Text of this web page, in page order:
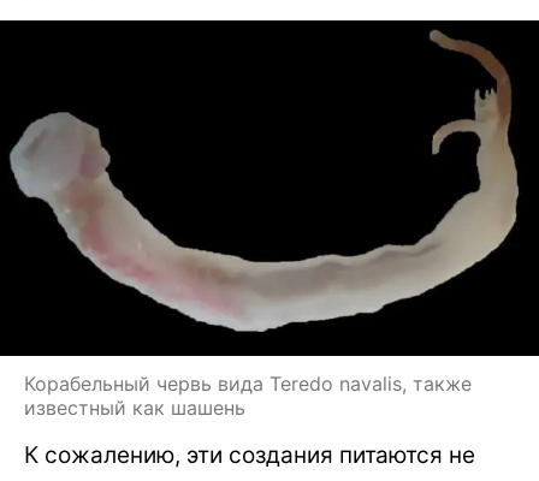
Корабельный червь вида Teredo navalis, также
известный как шашень
К сожалению, эти создания питаются не